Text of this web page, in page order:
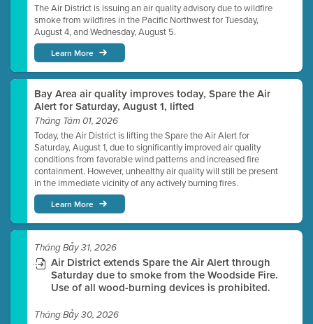
The Air District is issuing an air quality advisory due to wildfire
smoke from wildfires in the Pacific Northwest for Tuesday,
August 4, and Wednesday, August 5.
Learn More
Bay Area air quality improves today, Spare the Air
Alert for Saturday, August 1, lifted
Tháng Tám 01, 2026
Today, the Air District is lifting the Spare the Air Alert for
Saturday, August 1, due to significantly improved air quality
conditions from favorable wind patterns and increased fire
containment. However, unhealthy air quality will still be present
in the immediate vicinity of any actively burning fires.
Learn More
Tháng Bảy 31, 2026
Air District extends Spare the Air Alert through
Saturday due to smoke from the Woodside Fire.
Use of all wood-burning devices is prohibited.
Tháng Bảy 30, 2026